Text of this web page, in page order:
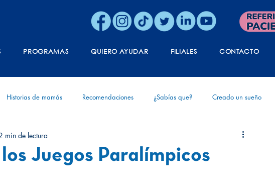
PROGRAMAS QUIERO AYUDAR FILIALES CONTACTO
Historias de mamás Recomendaciones ¿Sabías que? Creado un sueño
Aniversario Tanatología
los Juegos Paralímpicos
min de lectura